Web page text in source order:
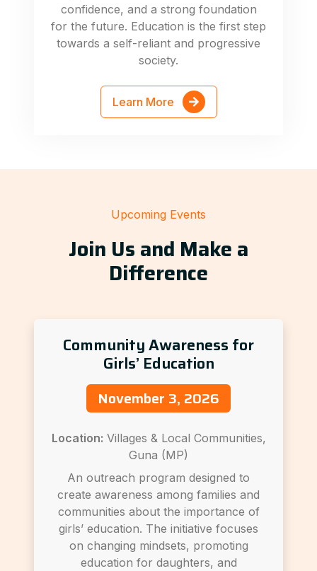
confidence, and a strong foundation
for the future. Education is the first step
towards a self-reliant and progressive
society.
Learn More
Upcoming Events
Join Us and Make a
Difference
Community Awareness for
Girls’ Education
November 3, 2026
Location: Villages & Local Communities,
Guna (MP)
An outreach program designed to
create awareness among families and
communities about the importance of
girls’ education. The initiative focuses
on changing mindsets, promoting
education for daughters, and